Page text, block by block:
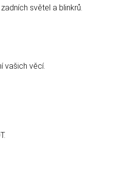
světel a blinkrů.
vašich věcí.